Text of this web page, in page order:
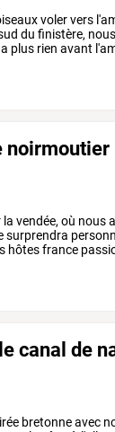
volervers
du finistère, nous
a plus rien avant
noirmoutier
la vendée, où nous
surprendra
hôtesfrance
canal de
bretonneavec